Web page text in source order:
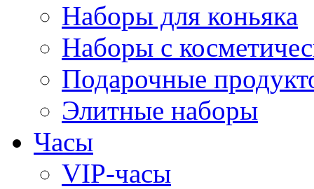
Наборы для коньяка
Наборы с
Подарочные
Элитные наборы
Часы
VIP-часы